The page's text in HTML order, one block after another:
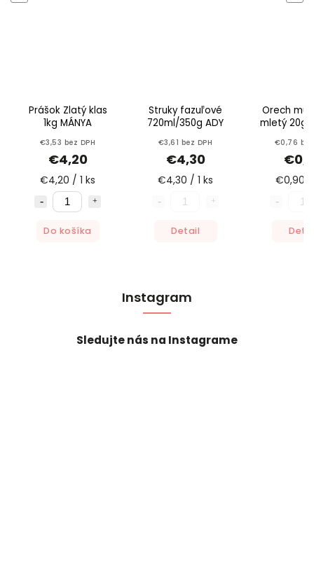
Prášok Zlatý klas
1kg MÁNYA
€3,53 bez DPH
€4,20
€4,20 / 1 ks
Do košíka
Struky fazuľové
720ml/350g ADY
€3,61 bez DPH
€4,30
€4,30 / 1 ks
Detail
Orech
mletý 20g
€0,76 bez
€0,90 /
Instagram
Sledujte nás na Instagrame